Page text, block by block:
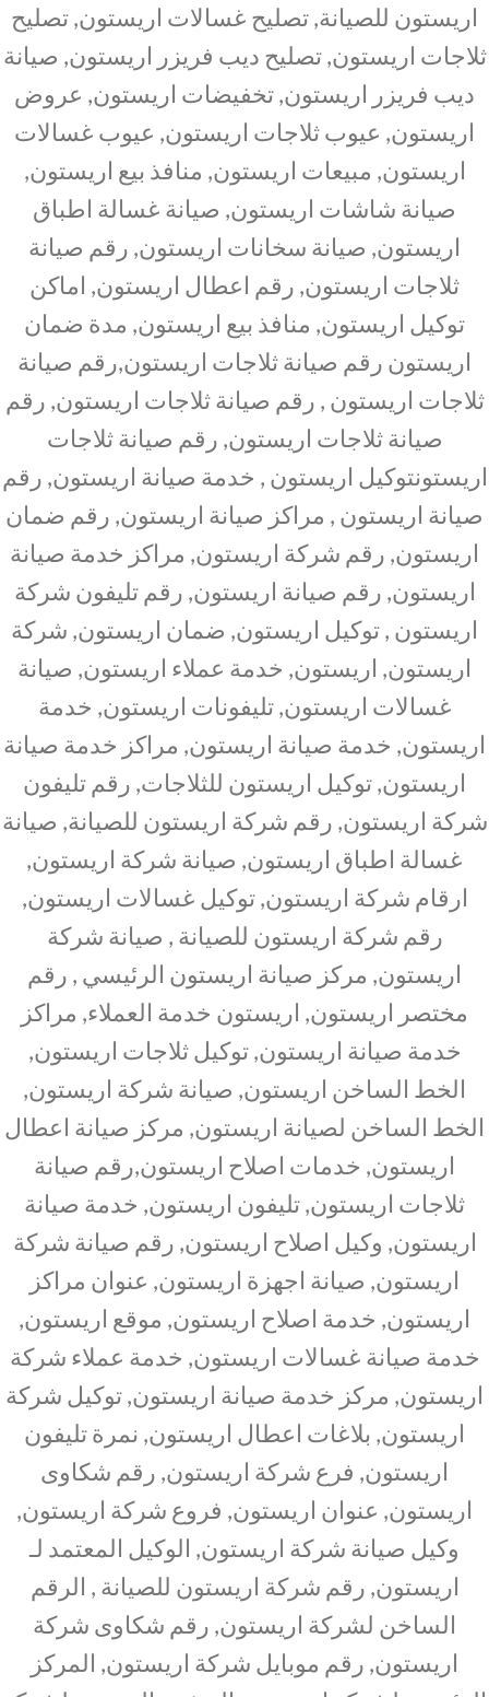
اريستون للصيانة, تصليح غسالات اريستون, تصليح
ثلاجات اريستون, تصليح ديب فريزر اريستون, صيانة
ديب فريزر اريستون, تخفيضات اريستون, عروض
اريستون, عيوب ثلاجات اريستون, عيوب غسالات
اريستون, مبيعات اريستون, منافذ بيع اريستون,
صيانة شاشات اريستون, صيانة غسالة اطباق
اريستون, صيانة سخانات اريستون, رقم صيانة
ثلاجات اريستون, رقم اعطال اريستون, اماكن
توكيل اريستون, منافذ بيع اريستون, مدة ضمان
اريستون رقم صيانة ثلاجات اريستون,رقم صيانة
ثلاجات اريستون , رقم صيانة ثلاجات اريستون, رقم
صيانة ثلاجات اريستون, رقم صيانة ثلاجات
اريستونتوكيل اريستون , خدمة صيانة اريستون, رقم
صيانة اريستون , مراكز صيانة اريستون, رقم ضمان
اريستون, رقم شركة اريستون, مراكز خدمة صيانة
اريستون, رقم صيانة اريستون, رقم تليفون شركة
اريستون , توكيل اريستون, ضمان اريستون, شركة
اريستون, اريستون, خدمة عملاء اريستون, صيانة
غسالات اريستون, تليفونات اريستون, خدمة
اريستون, خدمة صيانة اريستون, مراكز خدمة صيانة
اريستون, توكيل اريستون للثلاجات, رقم تليفون
شركة اريستون, رقم شركة اريستون للصيانة, صيانة
غسالة اطباق اريستون, صيانة شركة اريستون,
ارقام شركة اريستون, توكيل غسالات اريستون,
رقم شركة اريستون للصيانة , صيانة شركة
اريستون, مركز صيانة اريستون الرئيسي , رقم
مختصر اريستون, اريستون خدمة العملاء, مراكز
خدمة صيانة اريستون, توكيل ثلاجات اريستون,
الخط الساخن اريستون, صيانة شركة اريستون,
الخط الساخن لصيانة اريستون, مركز صيانة اعطال
اريستون, خدمات اصلاح اريستون,رقم صيانة
ثلاجات اريستون, تليفون اريستون, خدمة صيانة
اريستون, وكيل اصلاح اريستون, رقم صيانة شركة
اريستون, صيانة اجهزة اريستون, عنوان مراكز
اريستون, خدمة اصلاح اريستون, موقع اريستون,
خدمة صيانة غسالات اريستون, خدمة عملاء شركة
اريستون, مركز خدمة صيانة اريستون, توكيل شركة
اريستون, بلاغات اعطال اريستون, نمرة تليفون
اريستون, فرع شركة اريستون, رقم شكاوى
اريستون, عنوان اريستون, فروع شركة اريستون,
وكيل صيانة شركة اريستون, الوكيل المعتمد لـ
اريستون, رقم شركة اريستون للصيانة , الرقم
الساخن لشركة اريستون, رقم شكاوى شركة
اريستون, رقم موبايل شركة اريستون, المركز